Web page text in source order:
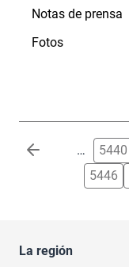
Notas de prensa
Fotos
Paginación … 5440
5446
La región